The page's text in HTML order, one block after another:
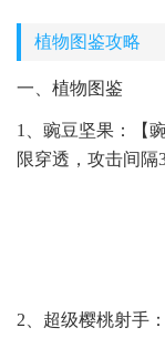
植物图鉴攻略
一、植物图鉴
1、豌豆坚果：【
限穿透，攻击间隔
2、超级樱桃射手